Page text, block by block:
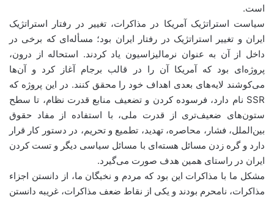
است.
سیاست استراتژیک آمریکا در مذاکرات، تغییر در رفتار استراتژیک
ایران و تغییر استراتژیک در رفتار ایران بود؛ مسأله‌ای که برخی در
داخل از آن به عنوان نرمالیزاسیون یاد کردند. استحاله از درون،
پروژه‌ای بود که آمریکا آن را در قالب برجام آغاز کرد و آن‌ها
می‌کوشند لایه‌های بعدی اهداف خود را محقق کنند. در این پروژه که
SSR نام دارد، فرسوده کردن و تضعیف منابع قدرت نظام، تا سطح
ستون‌های ضعیف‌تری از قدرت ملی، با استفاده از مفاد حقوق
بین‌الملل، فشار، محاصره، تهدید، تطمیع و تحریم، در دستور کار قرار
دارد و گره زدن مسائل هسته‌ای با مسائل سیاسی دیگر و تست کردن
ایران در راستای همین هدف صورت می‌گیرد.
مشکل ما با مذاکرات این بود که مردم و نخبگان ما، از دانستن اجزاء
مذاکرات، نامحرم بودند و یکی از نقاط ضعف مذاکرات، غریبه دانستن